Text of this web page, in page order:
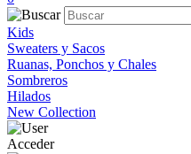
Kids
Sweaters y Sacos
Ruanas, Ponchos y Chales
Sombreros
Hilados
New Collection
Acceder